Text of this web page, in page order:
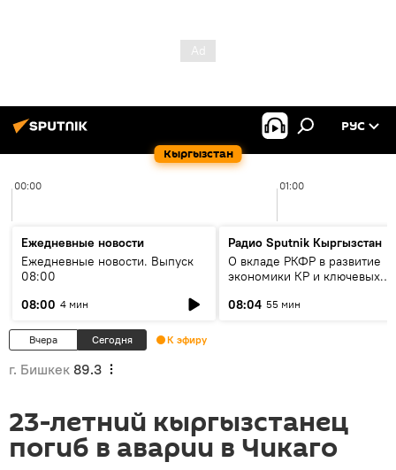
Кыргызстан
РУС
00:00 01:00
Ежедневные новости
Ежедневные новости. Выпуск
08:00
08:00 4 мин
Радио Sputnik Кыргызстан
О вкладе РКФР в развитие
экономики КР и ключевых
08:04 55 мин
Вчера Сегодня К эфиру
г. Бишкек 89.3
23-летний кыргызстанец
погиб в аварии в Чикаго